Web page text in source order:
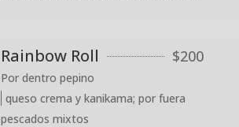
Rainbow Roll $200
Por dentro pepino
queso crema y kanikama; por fuera
pescados mixtos